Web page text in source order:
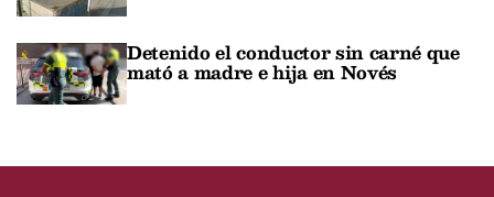
Detenido el conductor sin carné que
mató a madre e hija en Novés